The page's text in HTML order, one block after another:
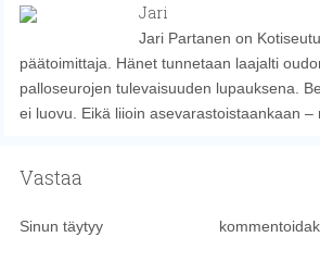
Jari
Jari Partanen on
päätoimittaja. Hänet tunnetaan laajalti
palloseurojen tulevaisuuden lupauksena.
ei luovu. Eikä liioin asevarastoistaankaan –
Vastaa
Sinun täytyy